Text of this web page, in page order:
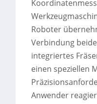
Roboter
Verbindung
integriertes
einen speziellen
Anwender